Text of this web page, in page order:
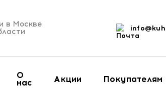
в Москве
О
нас Акции Покупателям